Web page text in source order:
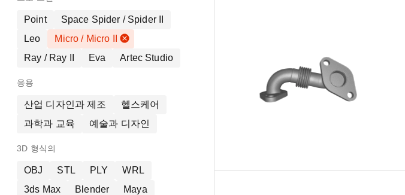
Point
Space Spider / Spider II
Leo
Micro / Micro II
Ray / Ray II
Eva Artec Studio
응용
산업 디자인과 제조
헬스케어
과학과 교육
예술과 디자인
3D 형식의
OBJ STL PLY
WRL
3ds Max
Blender Maya